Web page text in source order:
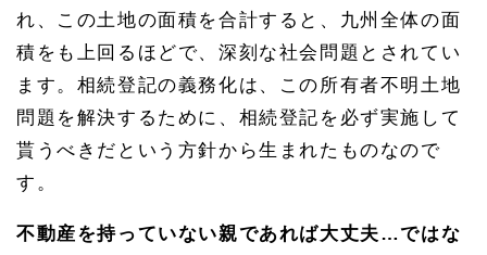
れ、この土地の面積を合計すると、九州全体の面
積をも上回るほどで、深刻な社会問題とされてい
ます。相続登記の義務化は、この所有者不明土地
問題を解決するために、相続登記を必ず実施して
貰うべきだという方針から生まれたものなので
す。
不動産を持っていない親であれば大丈夫…ではな